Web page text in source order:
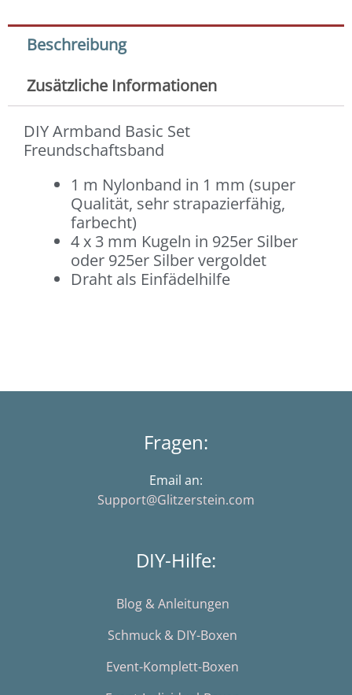
Beschreibung
Zusätzliche Informationen
DIY Armband Basic Set
Freundschaftsband
1 m Nylonband in 1 mm (super
Qualität, sehr strapazierfähig,
farbecht)
4 x 3 mm Kugeln in 925er Silber
oder 925er Silber vergoldet
Draht als Einfädelhilfe
Fragen:
Email an:
Support@Glitzerstein.com
DIY-Hilfe:
Blog & Anleitungen
Schmuck & DIY-Boxen
Event-Komplett-Boxen